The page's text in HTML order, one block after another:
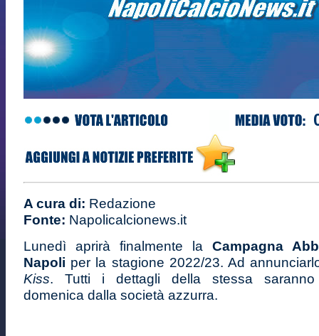
A cura di: Redazione
Fonte: Napolicalcionews.it
Lunedì aprirà finalmente la Campagna
Napoli per la stagione 2022/23. Ad
Kiss. Tutti i dettagli della stessa saranno
domenica dalla società azzurra.